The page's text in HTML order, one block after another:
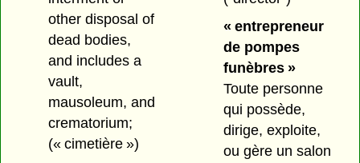
other disposal of
dead bodies,
and includes a
vault,
mausoleum, and
crematorium;
(« cimetière »)
« entrepreneur
de pompes
funèbres »
Toute personne
qui possède,
dirige, exploite,
ou gère un salon